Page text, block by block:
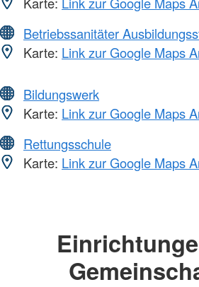
Betriebssanitäter
Karte: Link zur Google Maps
Bildungswerk
Karte: Link zur Google Maps
Rettungsschule
Karte: Link zur Google Maps